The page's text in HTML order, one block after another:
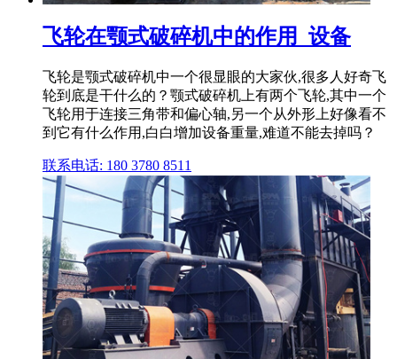
飞轮在颚式破碎机中的作用_设备
飞轮是颚式破碎机中一个很显眼的大家伙,很多人好奇飞
轮到底是干什么的？颚式破碎机上有两个飞轮,其中一个
飞轮用于连接三角带和偏心轴,另一个从外形上好像看不
到它有什么作用,白白增加设备重量,难道不能去掉吗？
联系电话: 180 3780 8511